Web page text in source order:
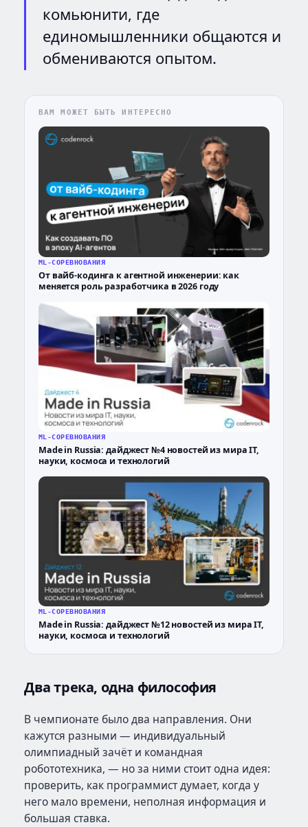
комьюнити, где
единомышленники общаются и
обмениваются опытом.
ВАМ МОЖЕТ БЫТЬ ИНТЕРЕСНО
ML-СОРЕВНОВАНИЯ
От вайб-кодинга к агентной инженерии: как
меняется роль разработчика в 2026 году
ML-СОРЕВНОВАНИЯ
Made in Russia: дайджест №4 новостей из мира IT,
науки, космоса и технологий
ML-СОРЕВНОВАНИЯ
Made in Russia: дайджест №12 новостей из мира IT,
науки, космоса и технологий
Два трека, одна философия
В чемпионате было два направления. Они
кажутся разными — индивидуальный
олимпиадный зачёт и командная
робототехника, — но за ними стоит одна идея:
проверить, как программист думает, когда у
него мало времени, неполная информация и
большая ставка.